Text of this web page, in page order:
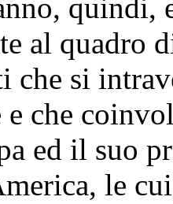
al quadro
che si
e che
ed il suo
le